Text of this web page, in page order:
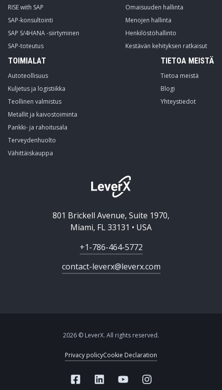
RISE with SAP
SAP-konsultointi
SAP S/4HANA -siirtyminen
SAP-toteutus
Omaisuuden hallinta
Menojen hallinta
Henkilöstöhallinto
Kestävän kehityksen ratkaisut
TOIMIALAT
Autoteollisuus
Kuljetus ja logistiikka
Teollinen valmistus
Metallit ja kaivostoiminta
Pankki- ja rahoitusala
Terveydenhuolto
Vähittäiskauppa
TIETOA MEISTÄ
Tietoa meistä
Blogi
Yhteystiedot
801 Brickell Avenue, Suite 1970,
Miami, FL 33131 • USA
+1-786-464-5772
contact-leverx@leverx.com
2026 © LeverX. All rights reserved.
Privacy policyCookie Declaration